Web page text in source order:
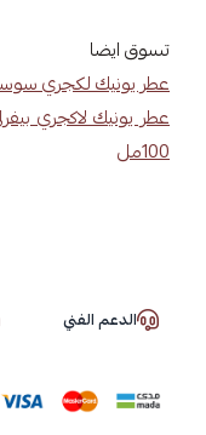
تسوق ايضا
عطر يونيك لكجري
عطر يونيك لاكجري
100مل
الدعم الفني